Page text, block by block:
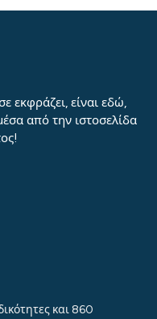
είναι εδώ,
από την ιστοσελίδα
και 860